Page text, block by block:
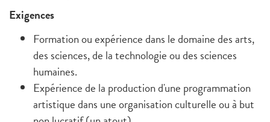
Exigences
Formation ou expérience dans le domaine des arts,
des sciences, de la technologie ou des sciences
humaines.
Expérience de la production d'une programmation
artistique dans une organisation culturelle ou à but